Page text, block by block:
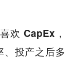
欢 CapEx，
、投产之后多